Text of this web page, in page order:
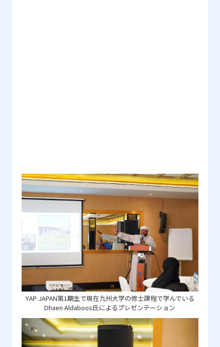
YAP JAPAN第1期生で現在九州大学の修士課程で学んでいる
Dhaen Aldaboos氏によるプレゼンテーション